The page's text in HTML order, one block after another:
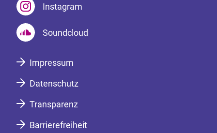
Instagram
Soundcloud
Impressum
Datenschutz
Transparenz
Barrierefreiheit